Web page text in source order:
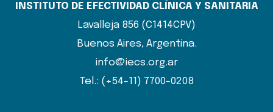
INSTITUTO DE EFECTIVIDAD CLÍNICA Y SANITARIA
Lavalleja 856 (C1414CPV)
Buenos Aires, Argentina.
info@iecs.org.ar
Tel.: (+54-11) 7700-0208